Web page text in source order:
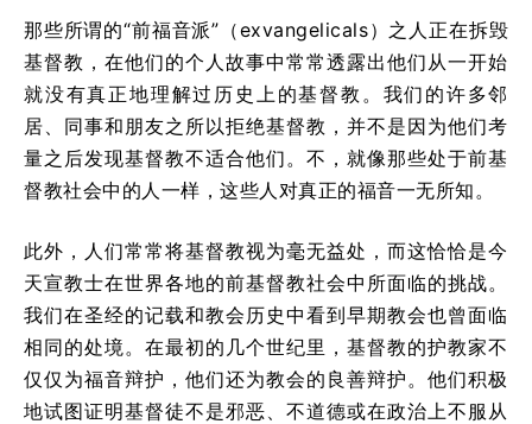
那些所谓的“前福音派”（exvangelicals）之人正在拆毁
基督教，在他们的个人故事中常常透露出他们从一开始
就没有真正地理解过历史上的基督教。我们的许多邻
居、同事和朋友之所以拒绝基督教，并不是因为他们考
量之后发现基督教不适合他们。不，就像那些处于前基
督教社会中的人一样，这些人对真正的福音一无所知。
此外，人们常常将基督教视为毫无益处，而这恰恰是今
天宣教士在世界各地的前基督教社会中所面临的挑战。
我们在圣经的记载和教会历史中看到早期教会也曾面临
相同的处境。在最初的几个世纪里，基督教的护教家不
仅仅为福音辩护，他们还为教会的良善辩护。他们积极
地试图证明基督徒不是邪恶、不道德或在政治上不服从